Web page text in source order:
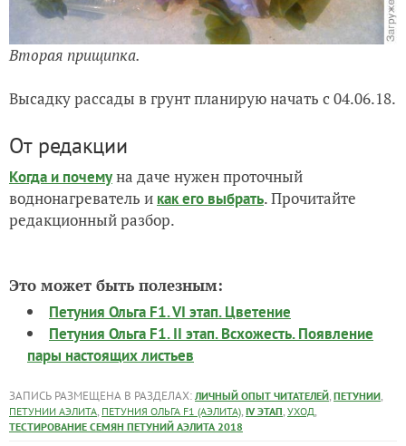
Вторая прищипка.
Высадку рассады в грунт планирую начать с 04.06.18.
От редакции
Когда и почемуна даче нужен проточный
воднонагреватель и как его выбрать. Прочитайте
редакционный разбор.
Это может быть полезным:
Петуния Ольга F1. VI этап. Цветение
Петуния Ольга F1. II этап. Всхожесть. Появление
пары настоящих листьев
ЗАПИСЬ РАЗМЕЩЕНА В РАЗДЕЛАХ: ЛИЧНЫЙ ОПЫТ ЧИТАТЕЛЕЙ, ПЕТУНИИ,
ПЕТУНИИ АЭЛИТА, ПЕТУНИЯ ОЛЬГА F1 (АЭЛИТА), IV ЭТАП, УХОД,
ТЕСТИРОВАНИЕ СЕМЯН ПЕТУНИЙ АЭЛИТА 2018